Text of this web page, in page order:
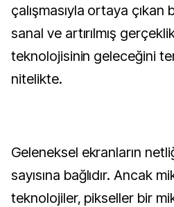
çalışmasıyla ortaya çıkan
sanal ve artırılmış
teknolojisinin geleceğini
nitelikte.
Geleneksel ekranların
sayısına bağlıdır. Ancak
teknolojiler, pikseller bir